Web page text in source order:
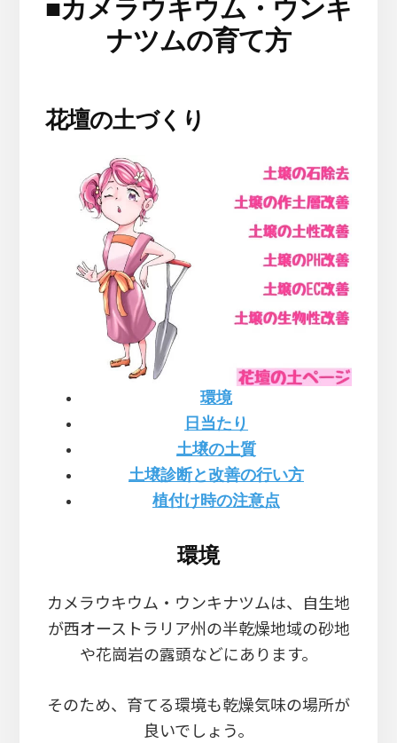
■カメラウキウム・ウンキ
ナツムの育て方
花壇の土づくり
環境
日当たり
土壌の土質
土壌診断と改善の行い方
植付け時の注意点
環境
カメラウキウム・ウンキナツムは、自生地
が西オーストラリア州の半乾燥地域の砂地
や花崗岩の露頭などにあります。
そのため、育てる環境も乾燥気味の場所が
良いでしょう。